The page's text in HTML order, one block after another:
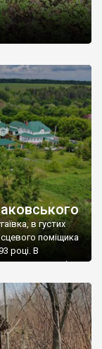
в густих
поміщика
році. В
школа, потім
Коли із